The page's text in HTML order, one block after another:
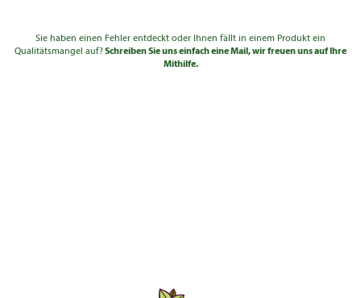
Sie haben einen Fehler entdeckt oder Ihnen fällt in einem Produkt ein
Qualitätsmangel auf?Schreiben Sie uns einfach eine Mail, wir freuen uns auf Ihre
Mithilfe.